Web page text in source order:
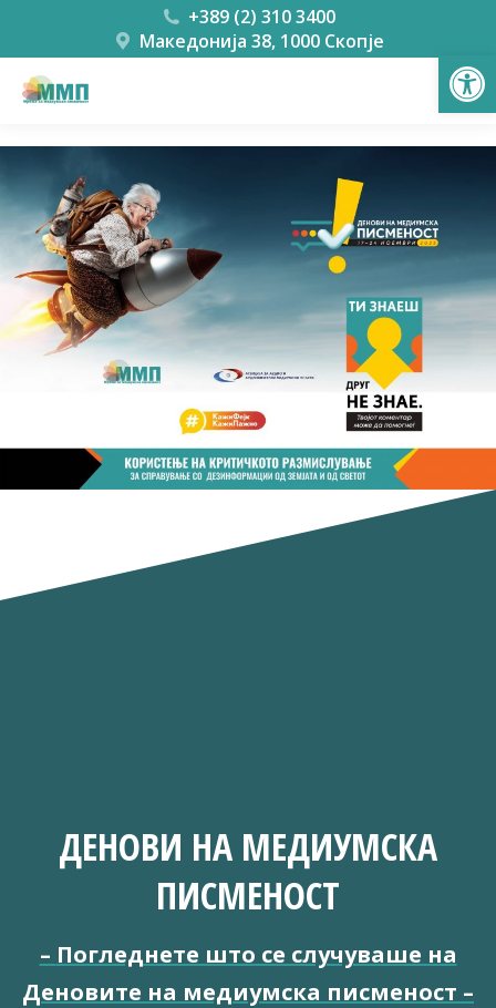
+389 (2) 310 3400
Македонија 38, 1000 Скопје
ДЕНОВИ НА МЕДИУМСКА
ПИСМЕНОСТ
– Погледнете што се случуваше на
Деновите на медиумска писменост –